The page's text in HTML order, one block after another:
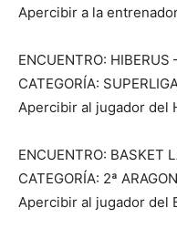
Apercibir a la
ENCUENTRO: HIBERUS
CATEGORÍA:
Apercibir al jugador del
ENCUENTRO: BASKET
CATEGORÍA: 2ª
Apercibir al jugador del